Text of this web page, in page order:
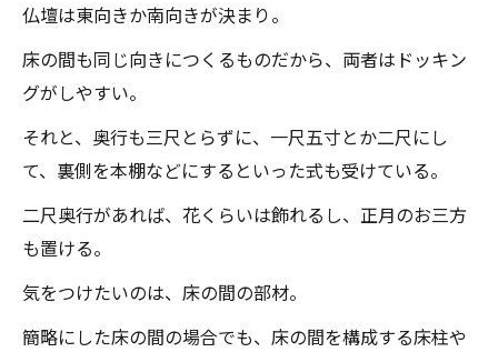
仏壇は東向きか南向きが決まり。
床の間も同じ向きにつくるものだから、両者はドッキン
グがしやすい。
それと、奥行も三尺とらずに、一尺五寸とか二尺にし
て、裏側を本棚などにするといった式も受けている。
二尺奥行があれば、花くらいは飾れるし、正月のお三方
も置ける。
気をつけたいのは、床の間の部材。
簡略にした床の間の場合でも、床の間を構成する床柱や